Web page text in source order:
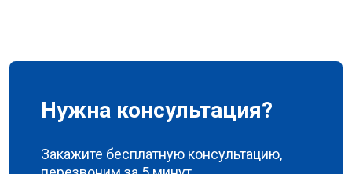
Нужна консультация?
Закажите бесплатную консультацию,